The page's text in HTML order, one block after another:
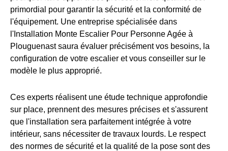
primordial pour garantir la sécurité et la conformité de
l'équipement. Une entreprise spécialisée dans
l'Installation Monte Escalier Pour Personne Agée à
Plouguenast saura évaluer précisément vos besoins, la
configuration de votre escalier et vous conseiller sur le
modèle le plus approprié.
Ces experts réalisent une étude technique approfondie
sur place, prennent des mesures précises et s'assurent
que l'installation sera parfaitement intégrée à votre
intérieur, sans nécessiter de travaux lourds. Le respect
des normes de sécurité et la qualité de la pose sont des